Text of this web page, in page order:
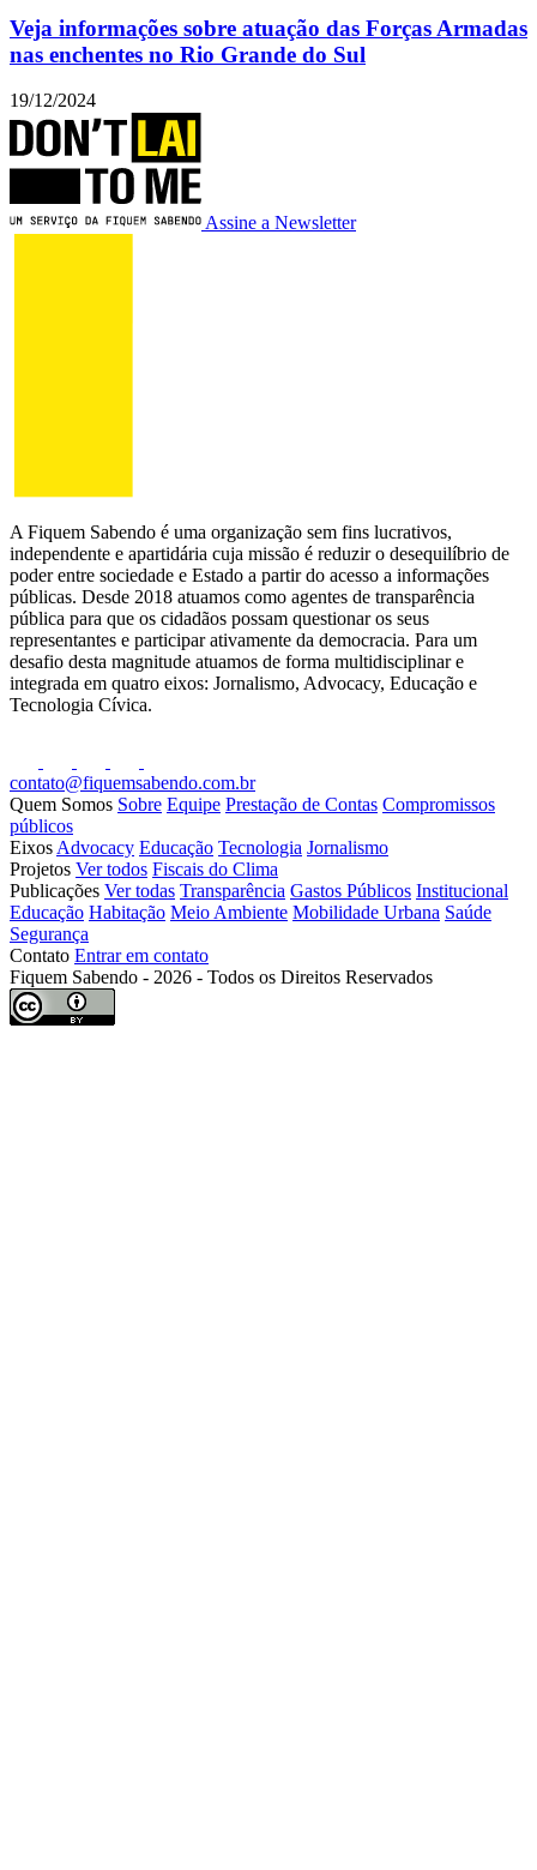
Veja informações sobre atuação das Forças Armadas
nas enchentes no Rio Grande do Sul
19/12/2024
Assine a Newsletter
A Fiquem Sabendo é uma organização sem fins lucrativos,
independente e apartidária cuja missão é reduzir o desequilíbrio de
poder entre sociedade e Estado a partir do acesso a informações
públicas. Desde 2018 atuamos como agentes de transparência
pública para que os cidadãos possam questionar os seus
representantes e participar ativamente da democracia. Para um
desafio desta magnitude atuamos de forma multidisciplinar e
integrada em quatro eixos: Jornalismo, Advocacy, Educação e
Tecnologia Cívica.
contato@fiquemsabendo.com.br
Quem Somos Sobre Equipe Prestação de Contas Compromissos
públicos
EixosAdvocacy Educação Tecnologia Jornalismo
Projetos Ver todos Fiscais do Clima
Publicações Ver todas Transparência Gastos Públicos Institucional
Educação Habitação Meio Ambiente Mobilidade Urbana Saúde
Segurança
Contato Entrar em contato
Fiquem Sabendo - 2026 - Todos os Direitos Reservados